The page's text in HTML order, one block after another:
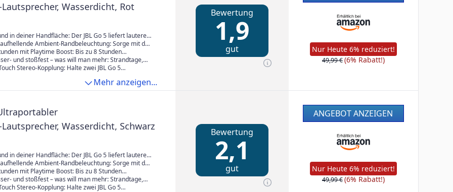
Wasserdicht, Rot
in deiner Handfläche: Der JBL Go 5 liefert lauteren
Sound mit noch tieferem Bass. Ein beeindruckend
einem kompakten Lautsprecher, der bequem in
passt.
Ambient‑Randbeleuchtung: Sorge mit der
für Stimmung. Wähle Lichtthemen und
Hinweise zu Aktivität, Kopplung, Akkustatus oder
mit Playtime Boost: Bis zu 8 Stunden
zusätzliche 2 Stunden mit Playtime Boost. So holst
noch mehr Hörspaß heraus.
und stoßfest – was will man mehr: Strandtage,
oder ungeschickte Hände sind kein Problem. Dank
Stereo‑Kopplung: Halte zwei JBL Go 5
sofort für echten linken und rechtenMehr anzeigen...
Bewertung
1,9
gut Nur Heute 6% reduziert!
49,99 €(6% Rabatt!)
Wasserdicht, Schwarz
in deiner Handfläche: Der JBL Go 5 liefert lauteren
Sound mit noch tieferem Bass. Ein beeindruckend
einem kompakten Lautsprecher, der bequem in
passt.
Ambient‑Randbeleuchtung: Sorge mit der
für Stimmung. Wähle Lichtthemen und
Hinweise zu Aktivität, Kopplung, Akkustatus oder
mit Playtime Boost: Bis zu 8 Stunden
zusätzliche 2 Stunden mit Playtime Boost. So holst
noch mehr Hörspaß heraus.
und stoßfest – was will man mehr: Strandtage,
oder ungeschickte Hände sind kein Problem. Dank
Stereo‑Kopplung: Halte zwei JBL Go 5
Bewertung
2,1
gut
ANGEBOT ANZEIGEN
Nur Heute 6% reduziert!
49,99 €(6% Rabatt!)